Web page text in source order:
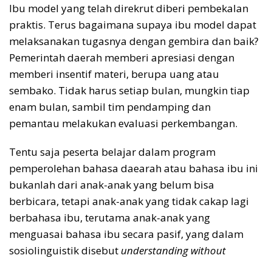
Ibu model yang telah direkrut diberi pembekalan
praktis. Terus bagaimana supaya ibu model dapat
melaksanakan tugasnya dengan gembira dan baik?
Pemerintah daerah memberi apresiasi dengan
memberi insentif materi, berupa uang atau
sembako. Tidak harus setiap bulan, mungkin tiap
enam bulan, sambil tim pendamping dan
pemantau melakukan evaluasi perkembangan.
Tentu saja peserta belajar dalam program
pemperolehan bahasa daearah atau bahasa ibu ini
bukanlah dari anak-anak yang belum bisa
berbicara, tetapi anak-anak yang tidak cakap lagi
berbahasa ibu, terutama anak-anak yang
menguasai bahasa ibu secara pasif, yang dalam
sosiolinguistik disebut understanding without